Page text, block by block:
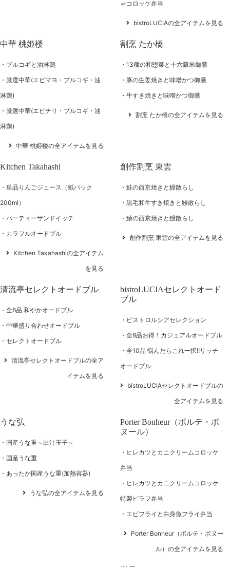
ゃコロッケ弁当
bistroLUCIAの全アイテムを見る
中華 桃姫楼
プルコギと油淋鶏
厳選中華(エビマヨ・プルコギ・油
淋鶏)
厳選中華(エビチリ・プルコギ・油
淋鶏)
中華 桃姫楼の全アイテムを見る
割烹 たか橋
13種の和惣菜と十六穀米御膳
豚の生姜焼きと味噌かつ御膳
牛すき焼きと味噌かつ御膳
割烹 たか橋の全アイテムを見る
Kitchen Takahashi
単品りんごジュース（紙パック
200ml）
パーティーサンドイッチ
カラフルオードブル
Kitchen Takahashiの全アイテム
を見る
創作割烹 東雲
鮭の西京焼きと鰻散らし
黒毛和牛すき焼きと鰻散らし
鰆の西京焼きと鰻散らし
創作割烹 東雲の全アイテムを見る
清流亭セレクトオードブル
全8品 和やかオードブル
中華盛り合わせオードブル
セレクトオードブル
清流亭セレクトオードブルの全ア
イテムを見る
bistroLUCIAセレクトオード
ブル
ビストロルシアセレクション
全8品お得！カジュアルオードブル
全10品 悩んだらこれ一択!!リッチ
オードブル
bistroLUCIAセレクトオードブルの
全アイテムを見る
うな弘
国産うな重～出汁玉子～
国産うな重
あったか国産うな重(加熱容器)
うな弘の全アイテムを見る
Porter Bonheur（ポルテ・ボ
ヌール）
ヒレカツとカニクリームコロッケ
弁当
ヒレカツとカニクリームコロッケ
特製ピラフ弁当
エビフライと白身魚フライ弁当
Porter Bonheur（ポルテ・ボヌー
ル）の全アイテムを見る